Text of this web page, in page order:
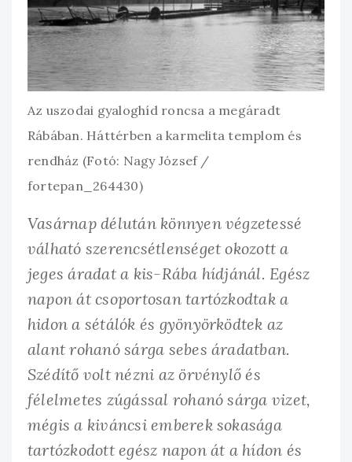
Az uszodai gyaloghíd roncsa a megáradt
Rábában. Háttérben a karmelita templom és
rendház (Fotó: Nagy József /
fortepan_264430)
Vasárnap délután könnyen végzetessé
válható szerencsétlenséget okozott a
jeges áradat a kis-Rába hídjánál. Egész
napon át csoportosan tartózkodtak a
hidon a sétálók és gyönyörködtek az
alant rohanó sárga sebes áradatban.
Szédítő volt nézni az örvénylő és
félelmetes zúgással rohanó sárga vizet,
mégis a kiváncsi emberek sokasága
tartózkodott egész napon át a hídon és